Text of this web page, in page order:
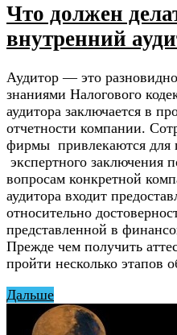
Что должен
внутренний
Аудитор — это
знаниями Налогового
аудитора заключается в
отчетности компании.
фирмы привлекаются для
экспертного
вопросам конкретной
аудитора входит
относительно
представленной в
Прежде чем получить
пройти несколько этапов
Дальше